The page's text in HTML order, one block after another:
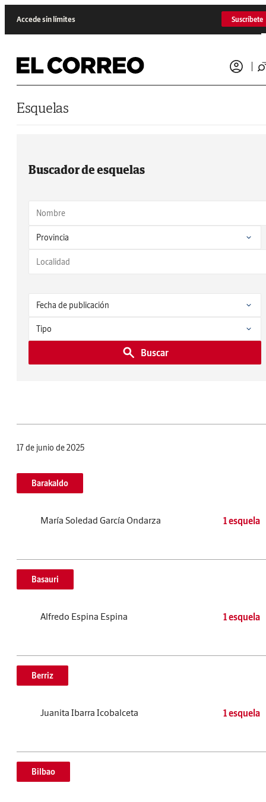
Accede sin límites Suscríbete
Esquelas
Buscador de esquelas
Buscar
17 de junio de 2025
Barakaldo
María Soledad García Ondarza 1 esquela
Basauri
Alfredo Espina Espina 1 esquela
Berriz
Juanita Ibarra Icobalceta 1 esquela
Bilbao